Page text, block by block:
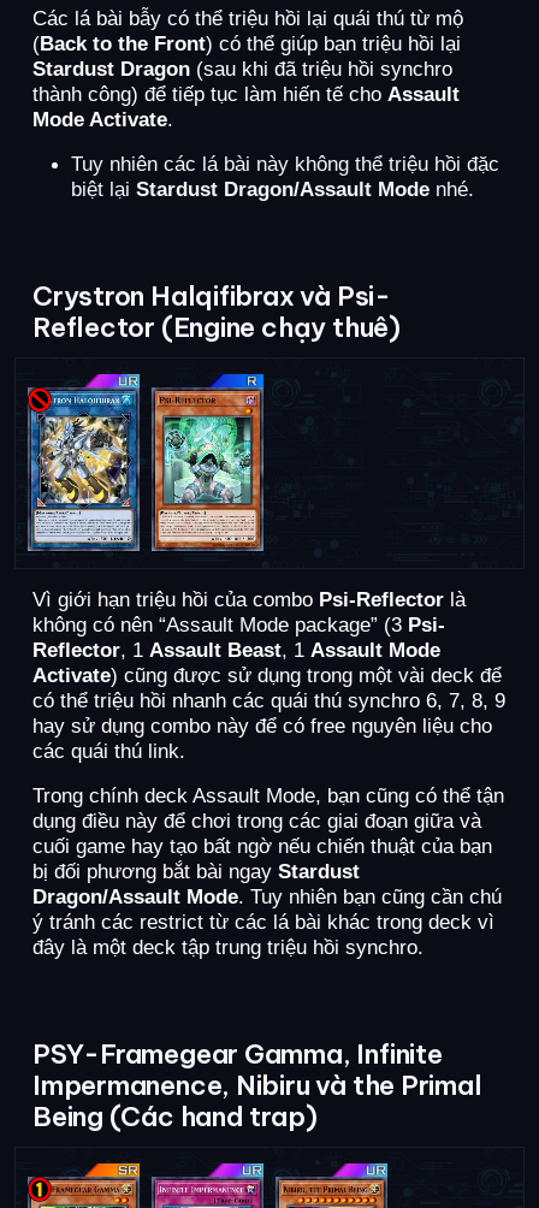
Các lá bài bẫy có thể triệu hồi lại quái thú từ mộ
(Back to the Front) có thể giúp bạn triệu hồi lại
Stardust Dragon (sau khi đã triệu hồi synchro
thành công) để tiếp tục làm hiến tế cho Assault
Mode Activate.
Tuy nhiên các lá bài này không thể triệu hồi đặc
biệt lại Stardust Dragon/Assault Mode nhé.
Crystron Halqifibrax và Psi-
Reflector (Engine chạy thuê)
Vì giới hạn triệu hồi của combo Psi-Reflector là
không có nên “Assault Mode package” (3 Psi-
Reflector, 1 Assault Beast, 1 Assault Mode
Activate) cũng được sử dụng trong một vài deck để
có thể triệu hồi nhanh các quái thú synchro 6, 7, 8, 9
hay sử dụng combo này để có free nguyên liệu cho
các quái thú link.
Trong chính deck Assault Mode, bạn cũng có thể tận
dụng điều này để chơi trong các giai đoạn giữa và
cuối game hay tạo bất ngờ nếu chiến thuật của bạn
bị đối phương bắt bài ngay Stardust
Dragon/Assault Mode. Tuy nhiên bạn cũng cần chú
ý tránh các restrict từ các lá bài khác trong deck vì
đây là một deck tập trung triệu hồi synchro.
PSY-Framegear Gamma, Infinite
Impermanence, Nibiru và the Primal
Being (Các hand trap)